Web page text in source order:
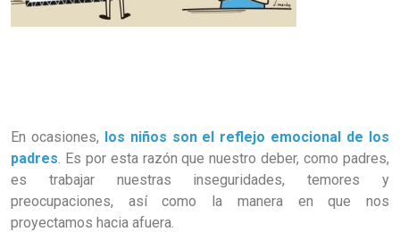
En ocasiones, los niños son el reflejo emocional de los
padres. Es por esta razón que nuestro deber, como padres,
es trabajar nuestras inseguridades, temores y
preocupaciones, así como la manera en que nos
proyectamos hacia afuera.